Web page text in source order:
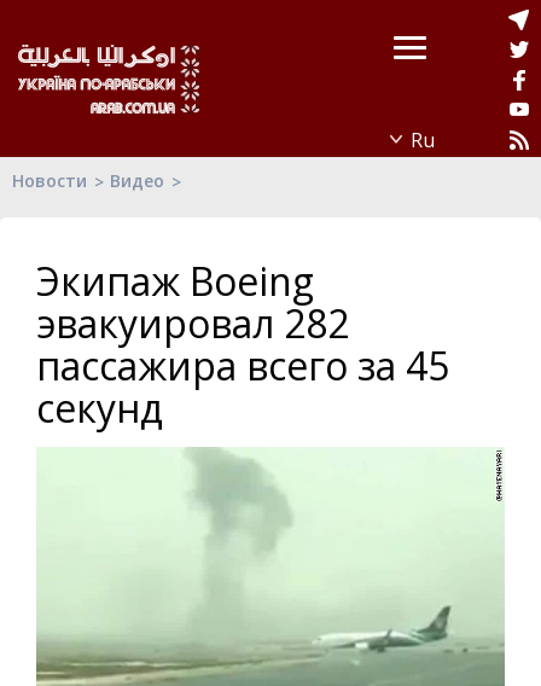
Новости Видео
Экипаж Boeing
эвакуировал 282
пассажира всего за 45
секунд